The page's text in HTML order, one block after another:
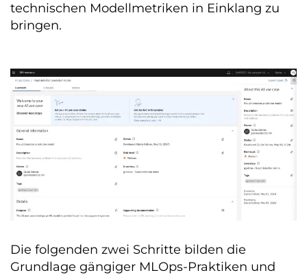
technischen Modellmetriken in Einklang zu
bringen.
Die folgenden zwei Schritte bilden die
Grundlage gängiger MLOps-Praktiken und